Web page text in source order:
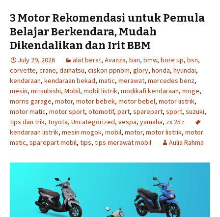
3 Motor Rekomendasi untuk Pemula
Belajar Berkendara, Mudah
Dikendalikan dan Irit BBM
July 29, 2026 alat berat, Avanza, ban, bmw, bore up, bsn,
corvette, crane, daihatsu, diskon ppnbm, glory, honda, hyundai,
kendaraan, kendaraan bekad, matic, merawat, mercedes benz,
mesin, mitsubishi, Mobil, mobil listrik, modikafi kendaraan, moge,
morris garage, motor, motor bebek, motor bebel, motor listrik,
motor matic, motor sport, otomotif, part, sparepart, sport, suzuki,
tips dan trik, toyota, Uncategorized, vespa, yamaha, zx 25 r
kendaraan listrik, mesin mogok, mobil, motor, motor listrik, motor
matic, sparepart mobil, tips, tips merawat mobil Aulia Rahma